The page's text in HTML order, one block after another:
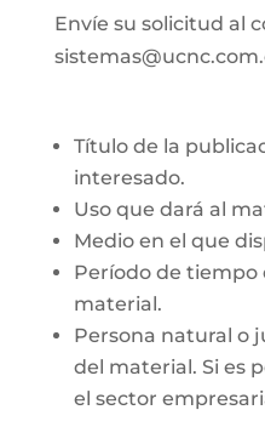
Envíe su solicitud al
Título de la
interesado.
Uso que dará al
Medio en el que
Período de tiempo
material.
Persona natural o
del material. Si es
el sector